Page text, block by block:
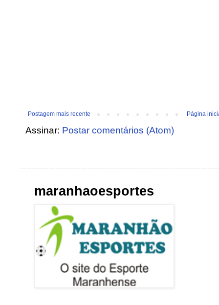
Postagem mais recente Página
Assinar: Postar comentários (Atom)
maranhaoesportes